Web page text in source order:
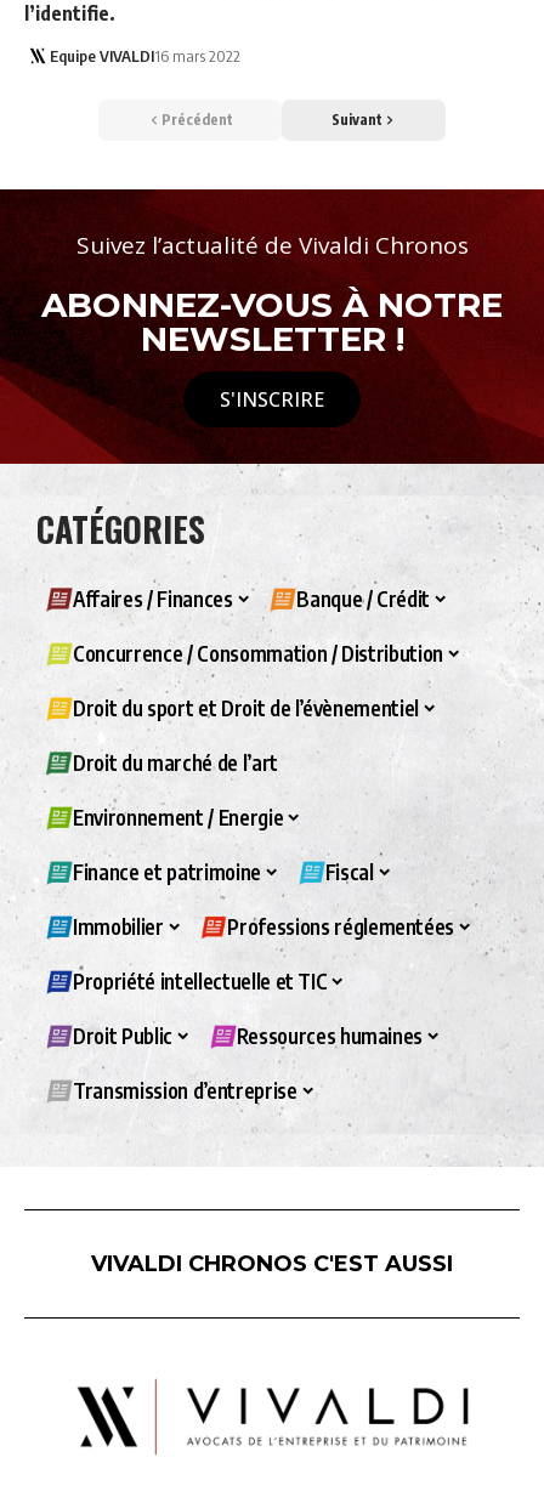
l’identifie.
Equipe VIVALDI16 mars 2022
Précédent Suivant
Suivez l’actualité de Vivaldi Chronos
ABONNEZ-VOUS À NOTRE
NEWSLETTER !
S'INSCRIRE
CATÉGORIES
Affaires / Finances Banque / Crédit
Concurrence / Consommation / Distribution
Droit du sport et Droit de l’évènementiel
Droit du marché de l’art
Environnement / Energie
Finance et patrimoine Fiscal
Immobilier Professions réglementées
Propriété intellectuelle et TIC
Droit Public Ressources humaines
Transmission d’entreprise
VIVALDI CHRONOS C'EST AUSSI